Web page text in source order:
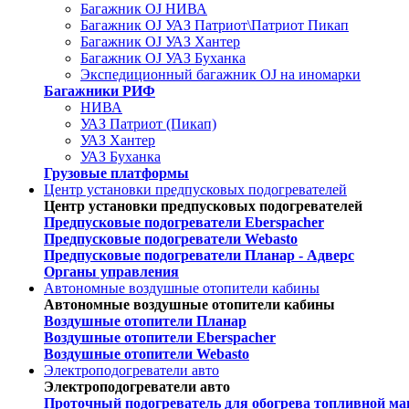
Багажник OJ НИВА
Багажник OJ УАЗ Патриот\Патриот Пикап
Багажник OJ УАЗ Хантер
Багажник OJ УАЗ Буханка
Экспедиционный багажник OJ на иномарки
Багажники РИФ
НИВА
УАЗ Патриот (Пикап)
УАЗ Хантер
УАЗ Буханка
Грузовые платформы
Центр установки предпусковых подогревателей
Центр установки предпусковых подогревателей
Предпусковые подогреватели Eberspacher
Предпусковые подогреватели Webasto
Предпусковые подогреватели Планар - Адверс
Органы управления
Автономные воздушные отопители кабины
Автономные воздушные отопители кабины
Воздушные отопители Планар
Воздушные отопители Eberspacher
Воздушные отопители Webasto
Электроподогреватели авто
Электроподогреватели авто
Проточный подогреватель для обогрева топливной